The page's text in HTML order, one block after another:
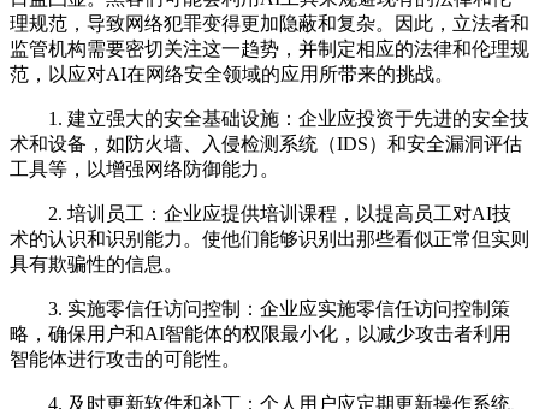
理规范，导致网络犯罪变得更加隐蔽和复杂。因此，立法者和
监管机构需要密切关注这一趋势，并制定相应的法律和伦理规
范，以应对AI在网络安全领域的应用所带来的挑战。
1. 建立强大的安全基础设施：企业应投资于先进的安全技
术和设备，如防火墙、入侵检测系统（IDS）和安全漏洞评估
工具等，以增强网络防御能力。
2. 培训员工：企业应提供培训课程，以提高员工对AI技
术的认识和识别能力。使他们能够识别出那些看似正常但实则
具有欺骗性的信息。
3. 实施零信任访问控制：企业应实施零信任访问控制策
略，确保用户和AI智能体的权限最小化，以减少攻击者利用
智能体进行攻击的可能性。
4. 及时更新软件和补丁：个人用户应定期更新操作系统、